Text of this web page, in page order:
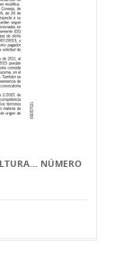
NÚMERO